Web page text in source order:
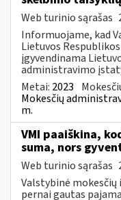
Web turinio sąrašas
Informuojame, kad
Lietuvos
įgyvendinama
administravimo
Metai: 2023
Mokesčių
m.
VMI paaiškina,
suma, nors
Web turinio sąrašas
Valstybinė mokesčių
pernai gautas